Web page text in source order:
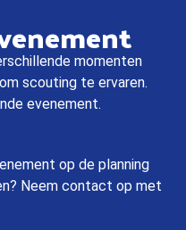
momenten
scouting te ervaren.
evenement.
op de planning
Neem contact op met